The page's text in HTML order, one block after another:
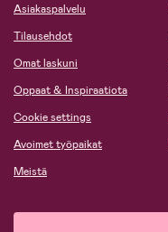
Asiakaspalvelu
Tilausehdot
Omat laskuni
Oppaat & Inspiraatiota
Cookie settings
Avoimet työpaikat
Meistä